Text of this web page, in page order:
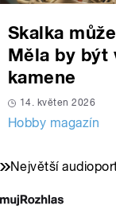
Skalka
Měla by být
kamene
14. květen 2026
Hobby magazín
Největší